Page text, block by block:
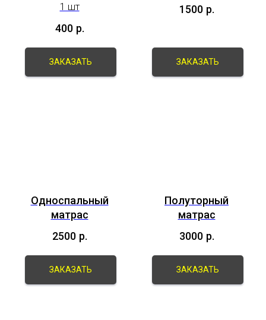
1 шт
400 р.
ЗАКАЗАТЬ
1500 р.
ЗАКАЗАТЬ
Односпальный
матрас
2500 р.
ЗАКАЗАТЬ
Полуторный
матрас
3000 р.
ЗАКАЗАТЬ